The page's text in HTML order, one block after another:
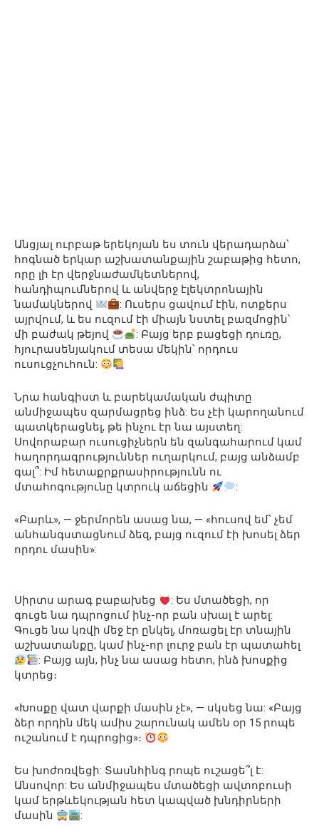
Անցյալ ուրբաթ երեկոյան ես տուն վերադարձա՝
հոգնած երկար աշխատանքային շաբաթից հետո,
որը լի էր վերջնաժամկետներով,
հանդիպումներով և անվերջ էլեկտրոնային
նամակներով
: Ուսերս ցավում էին, ոտքերս
այրվում, և ես ուզում էի միայն նստել բազմոցին՝
մի բաժակ թեյով
: Բայց երբ բացեցի դուռը,
հյուրասենյակում տեսա մեկին՝ որդուս
ուսուցչուհուն:
Նրա հանգիստ և բարեկամական ժպիտը
անմիջապես զարմացրեց ինձ: Ես չէի կարողանում
պատկերացնել, թե ինչու էր նա այստեղ:
Սովորաբար ուսուցիչներն են զանգահարում կամ
հաղորդագրություններ ուղարկում, բայց անձամբ
գալ՞: Իմ հետաքրքրասիրությունն ու
մտահոգությունը կտրուկ աճեցին
:
«Բարև», — ջերմորեն ասաց նա, — «հուսով եմ՝ չեմ
անհանգստացնում ձեզ, բայց ուզում էի խոսել ձեր
որդու մասին»:
Սիրտս արագ բաբախեց
: Ես մտածեցի, որ
գուցե նա դպրոցում ինչ-որ բան սխալ է արել:
Գուցե նա կռվի մեջ էր ընկել, մոռացել էր տնային
աշխատանքը, կամ ինչ-որ լուրջ բան էր պատահել
: Բայց այն, ինչ նա ասաց հետո, ինձ խոսքից
կտրեց։
«Խոսքը վատ վարքի մասին չէ», — սկսեց նա: «Բայց
ձեր որդին մեկ ամիս շարունակ ամեն օր 15 րոպե
ուշանում է դպրոցից»։
Ես խոժոռվեցի: Տասնհինգ րոպե ուշացե՞լ է:
Անսովոր: Ես անմիջապես մտածեցի ավտոբուսի
կամ երթևեկության հետ կապված խնդիրների
մասին
: